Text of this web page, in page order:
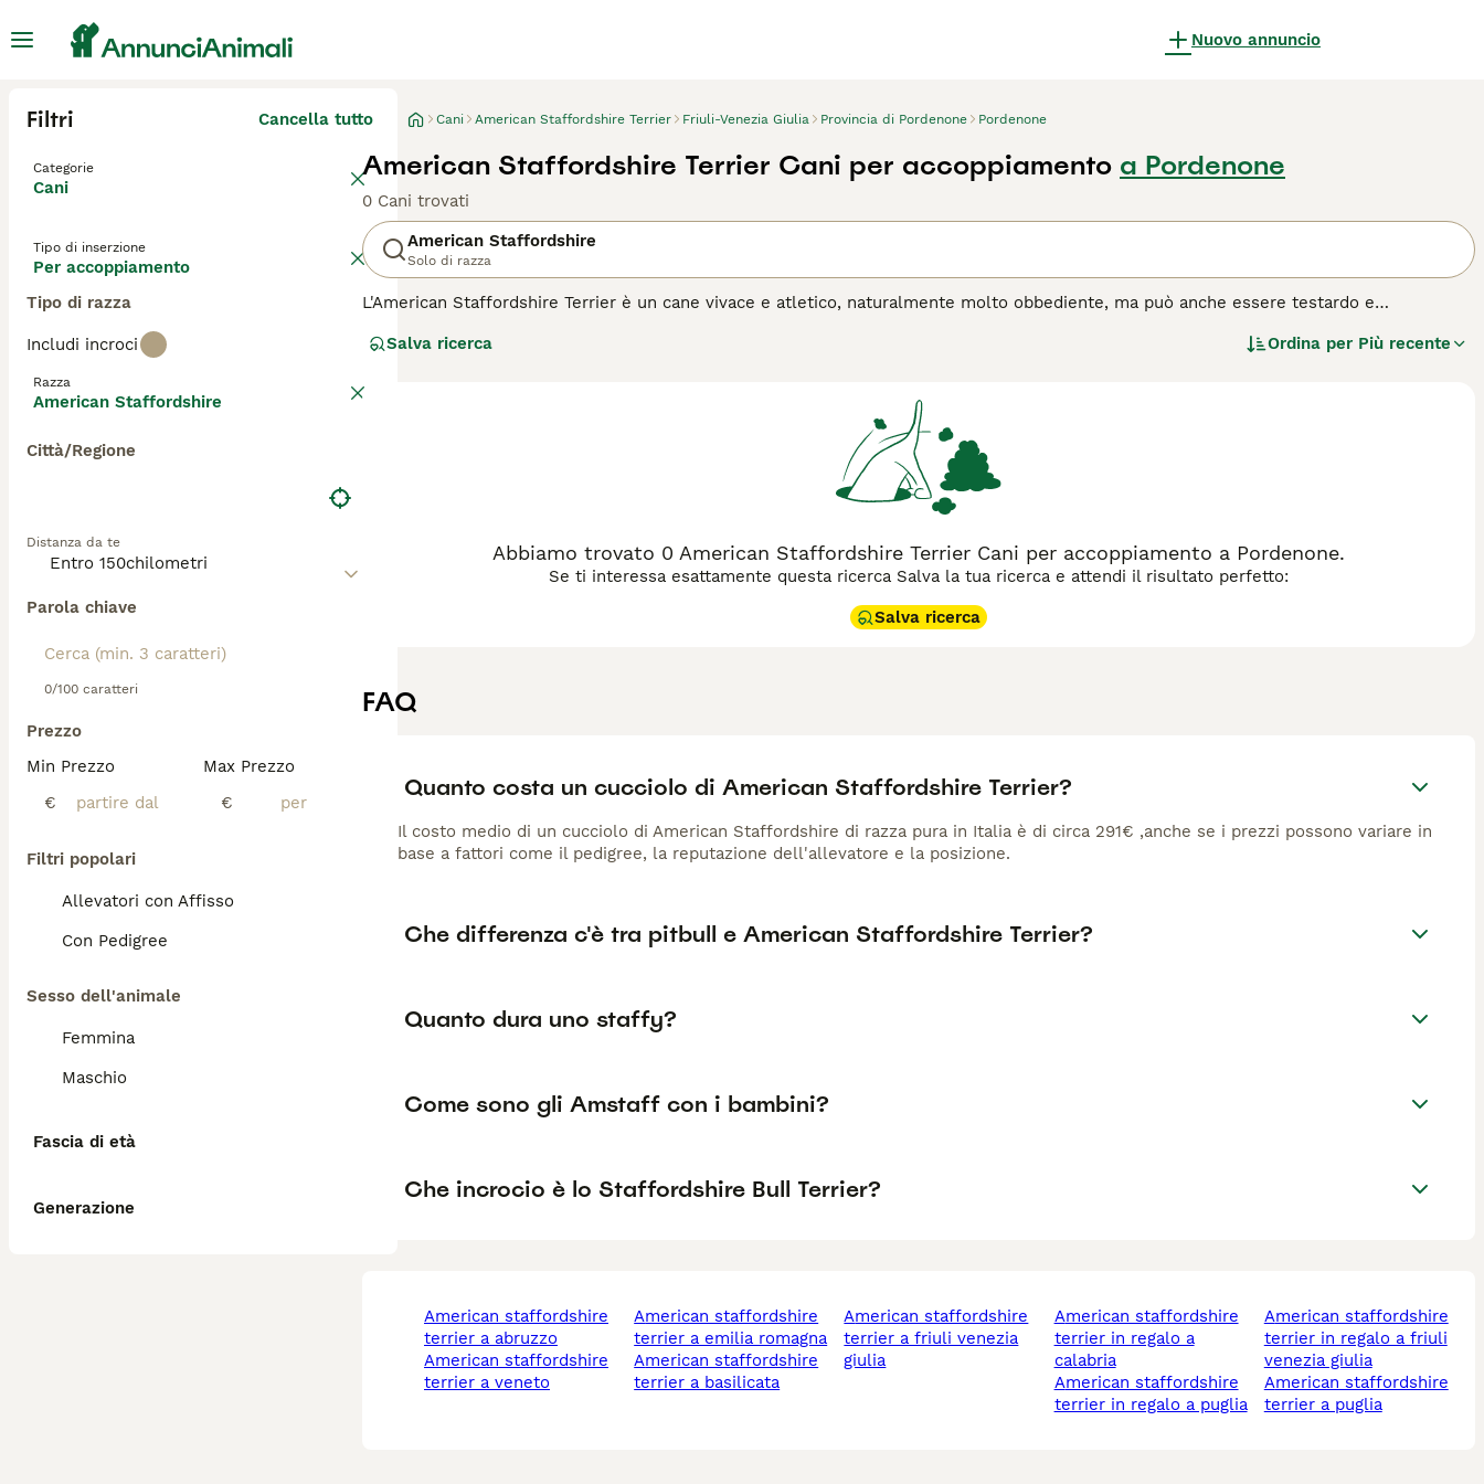
Nuovo annuncio
Filtri Cancella tutto
Categorie
Cani
Tipo di inserzione
Per accoppiamento
Tipo di razza
Includi incroci
Razza
American Staffordshire
Città/Regione
Distanza da te
Parola chiave
0/100 caratteri
Prezzo
Min Prezzo
€
Max Prezzo
€
Filtri popolari
Allevatori con Affisso
Con Pedigree
Sesso dell'animale
Femmina
Maschio
Fascia di età
Generazione
Cani American Staffordshire Terrier Friuli-Venezia Giulia Provincia di Pordenone Pordenone
American Staffordshire Terrier Cani per accoppiamento a Pordenone
0 Cani trovati
American Staffordshire
Solo di razza
L'American Staffordshire Terrier è un cane vivace e atletico, naturalmente molto obbediente, ma può anche essere testardo e
famiglia. Sono amichevoli, affidabili e molto affettuosi con le persone. Quando il loro entusiasmo viene moderato, sono spesso buoni con
meticci. Gli American Staffordshire Terrier hanno una probabilità relativamente alta di sviluppare aggressività verso altri cani una volta
raggiunta l'età adulta. L'American Staffordshire Terrier non è adatto a persone con poca esperienza con i cani. Leggi la nostra pagina di
per ulteriori informazioni su questa razza di cane.
Salva ricerca Ordina per Più recente
Abbiamo trovato 0 American Staffordshire Terrier Cani per accoppiamento a Pordenone.
Se ti interessa esattamente questa ricerca Salva la tua ricerca e attendi il risultato perfetto:
Salva ricerca
FAQ
Quanto costa un cucciolo di American Staffordshire Terrier?
Il costo medio di un cucciolo di American Staffordshire di razza pura in Italia è di circa 291€ ,anche se i prezzi possono variare in
base a fattori come il pedigree, la reputazione dell'allevatore e la posizione.
Che differenza c'è tra pitbull e American Staffordshire Terrier?
Quanto dura uno staffy?
Come sono gli Amstaff con i bambini?
Che incrocio è lo Staffordshire Bull Terrier?
american staffordshire
terrier a abruzzo
american staffordshire
terrier a veneto
american staffordshire
terrier a emilia romagna
american staffordshire
terrier a basilicata
american staffordshire
terrier a friuli venezia
giulia
american staffordshire
terrier in regalo a
calabria
american staffordshire
terrier in regalo a puglia
american staffordshire
terrier in regalo a friuli
venezia giulia
american staffordshire
terrier a puglia